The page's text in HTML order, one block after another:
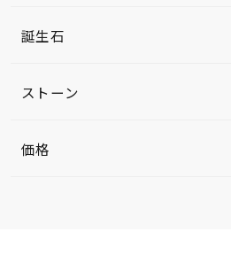
誕生石
ストーン
価格